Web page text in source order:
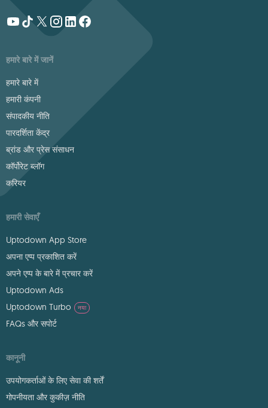
हमारे बारे में जानें
हमारे बारे में
हमारी कंपनी
संपादकीय नीति
पारदर्शिता केंद्र
ब्रांड और प्रेस संसाधन
कॉर्पोरेट ब्लॉग
करियर
हमारी सेवाएँ
Uptodown App Store
अपना एप्प प्रकाशित करें
अपने एप्प के बारे में प्रचार करें
Uptodown Ads
Uptodown Turbo
नया
FAQs और सपोर्ट
कानूनी
उपयोगकर्ताओं के लिए सेवा की शर्तें
गोपनीयता और कुकीज़ नीति